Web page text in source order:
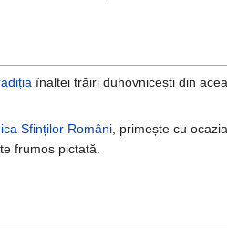
înaltei trăiri duhovnicești din
Sfinților Români, primește cu
frumos pictată.